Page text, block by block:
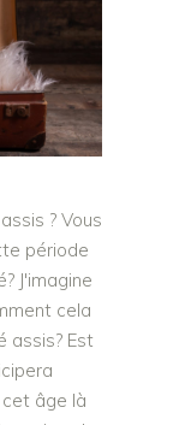
? Vous
période
J'imagine
cela
assis? Est
âge là